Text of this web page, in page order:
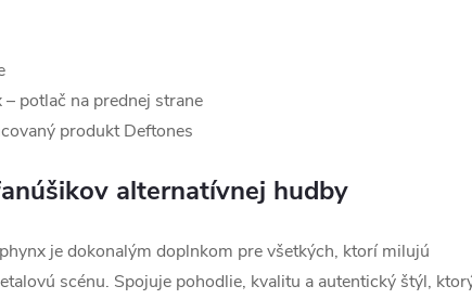
potlač na prednej strane
produkt Deftones
alternatívnej hudby
je dokonalým doplnkom pre všetkých, ktorí milujú
scénu. Spojuje pohodlie, kvalitu a autentický štýl,